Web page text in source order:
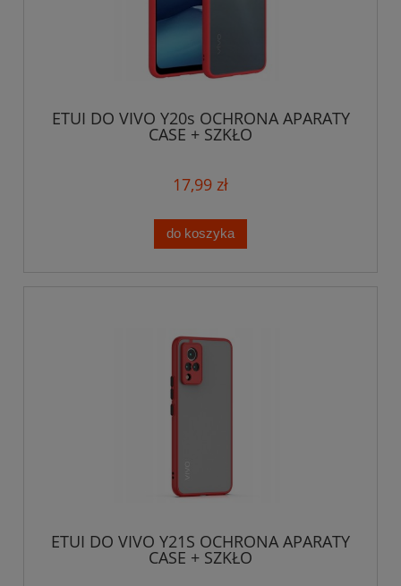
ETUI DO VIVO Y20s OCHRONA APARATY
CASE + SZKŁO
17,99 zł
do koszyka
ETUI DO VIVO Y21S OCHRONA APARATY
CASE + SZKŁO